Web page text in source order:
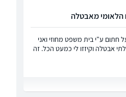
הלאומי מאבטלה
חתום ע"י בית משפט מחוזי ואני
אבטלה וקיזזו לי כמעט הכל. זה